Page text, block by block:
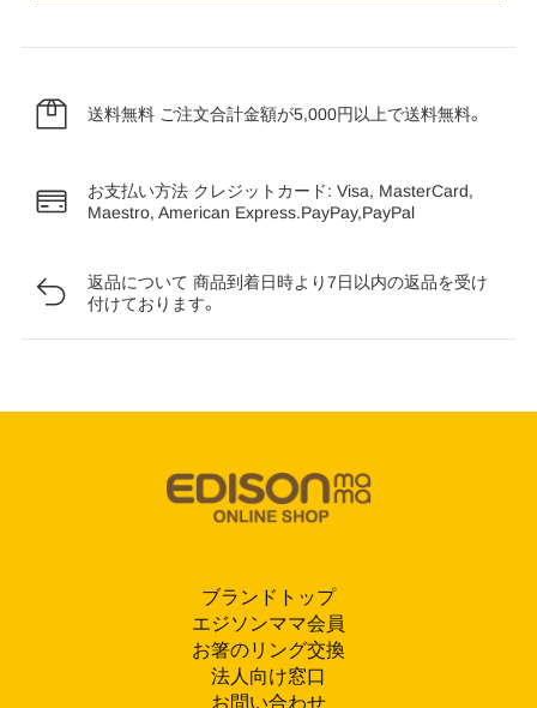
送料無料 ご注文合計金額が5,000円以上で送料無料。
お支払い方法 クレジットカード: Visa, MasterCard,
Maestro, American Express.PayPay,PayPal
返品について 商品到着日時より7日以内の返品を受け
付けております。
ブランドトップ
エジソンママ会員
お箸のリング交換
法人向け窓口
お問い合わせ